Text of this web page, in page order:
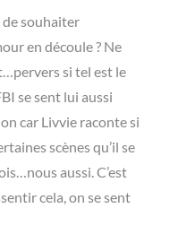
de souhaiter
en découle ? Ne
si tel est le
se sent lui aussi
car Livvie raconte si
scènes qu’il se
aussi. C’est
cela, on se sent